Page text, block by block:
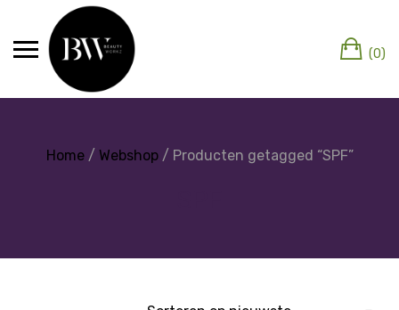
(0)
Home/ Webshop/ Producten getagged “SPF”